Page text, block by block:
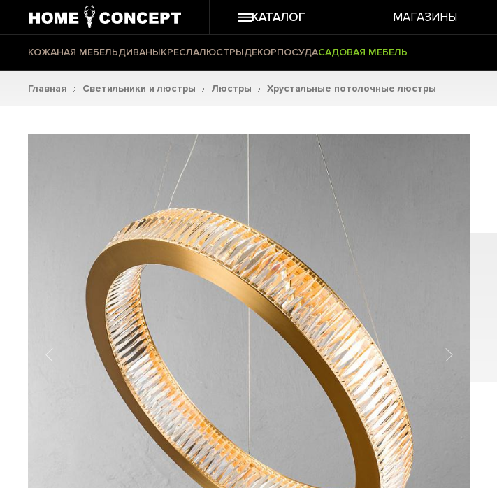
КАТАЛОГ МАГАЗИНЫ
КОЖАНАЯ МЕБЕЛЬДИВАНЫКРЕСЛАЛЮСТРЫДЕКОРПОСУДАСАДОВАЯ МЕБЕЛЬ
Главная Светильники и люстры Люстры Хрустальные потолочные люстры